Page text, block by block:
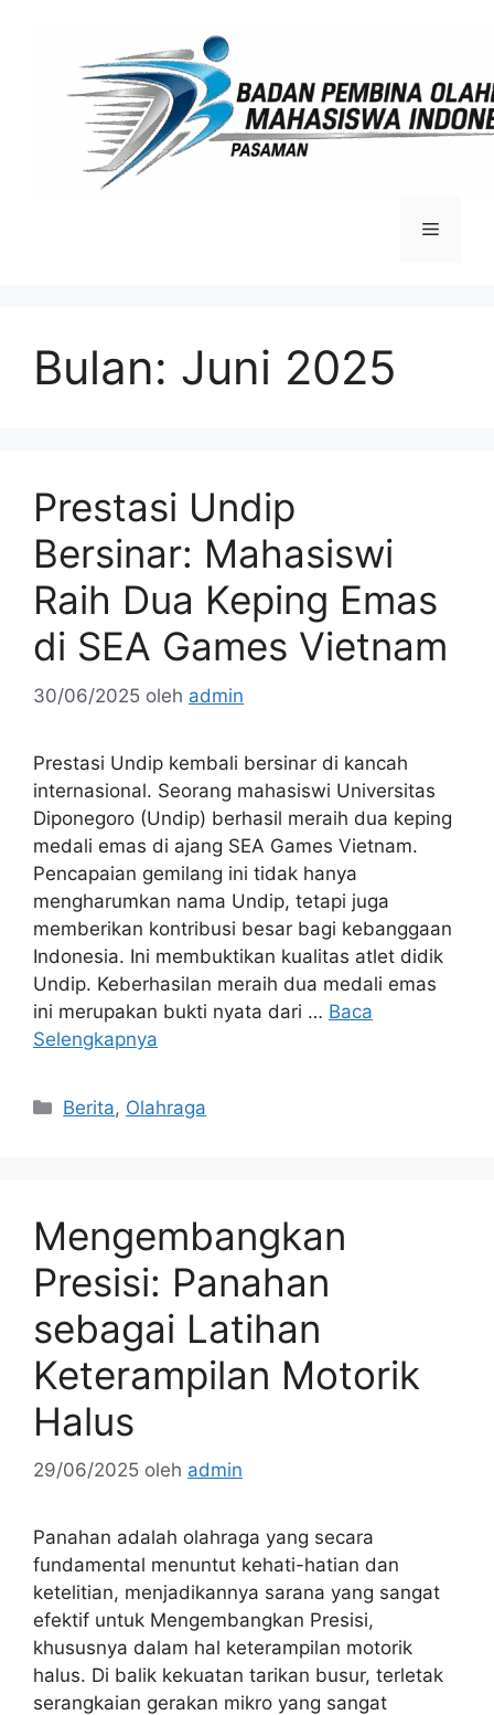
Menu
Bulan: Juni 2025
Prestasi Undip
Bersinar: Mahasiswi
Raih Dua Keping Emas
di SEA Games Vietnam
30/06/2025 oleh admin
Prestasi Undip kembali bersinar di kancah
internasional. Seorang mahasiswi Universitas
Diponegoro (Undip) berhasil meraih dua keping
medali emas di ajang SEA Games Vietnam.
Pencapaian gemilang ini tidak hanya
mengharumkan nama Undip, tetapi juga
memberikan kontribusi besar bagi kebanggaan
Indonesia. Ini membuktikan kualitas atlet didik
Undip. Keberhasilan meraih dua medali emas
ini merupakan bukti nyata dari … Baca
Selengkapnya
Kategori
Berita, Olahraga
Mengembangkan
Presisi: Panahan
sebagai Latihan
Keterampilan Motorik
Halus
29/06/2025 oleh admin
Panahan adalah olahraga yang secara
fundamental menuntut kehati-hatian dan
ketelitian, menjadikannya sarana yang sangat
efektif untuk Mengembangkan Presisi,
khususnya dalam hal keterampilan motorik
halus. Di balik kekuatan tarikan busur, terletak
serangkaian gerakan mikro yang sangat